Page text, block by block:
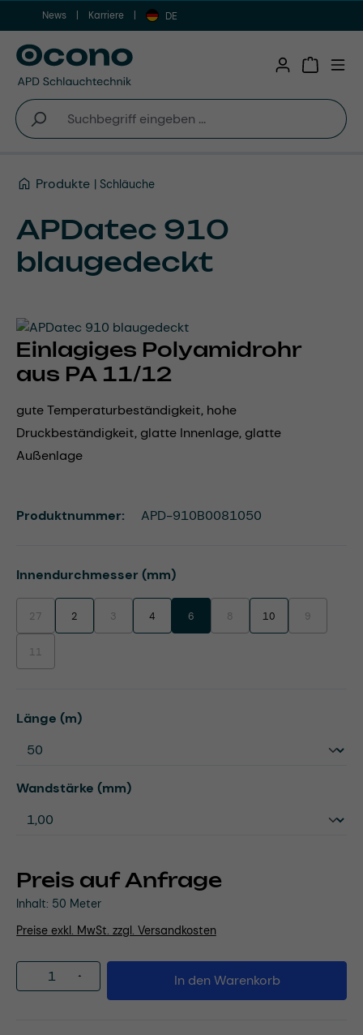
Zum Hauptinhalt springen
News Karriere DE
Produkte Schläuche
APDatec 910
blaugedeckt
Einlagiges Polyamidrohr
aus PA 11/12
gute Temperaturbeständigkeit, hohe
Druckbeständigkeit, glatte Innenlage, glatte
Außenlage
Preis auf Anfrage
Inhalt: 50 Meter
Preise exkl. MwSt. zzgl. Versandkosten
Innendurchmesser (mm)auswählen
27(Diese Option ist zurzeit nicht verfügbar.)
2 3(Diese Option ist zurzeit nicht verfügbar.)
4 6 8(Diese Option ist zurzeit nicht
10 9(Diese
11(Diese Option ist zurzeit nicht verfügbar.)
Länge (m)auswählen
Wandstärke (mm)auswählen
Produkt Anzahl: Gib den gewünschten
In den Warenkorb
Produktnummer: APD-910B0081050